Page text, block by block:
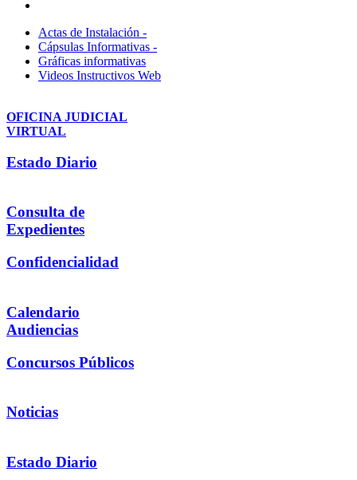
Actas de Instalación -
Cápsulas Informativas -
Gráficas informativas
Videos Instructivos Web
OFICINA JUDICIAL
VIRTUAL
Estado Diario
Consulta de
Expedientes
Confidencialidad
Calendario
Audiencias
Concursos Públicos
Noticias
Estado Diario